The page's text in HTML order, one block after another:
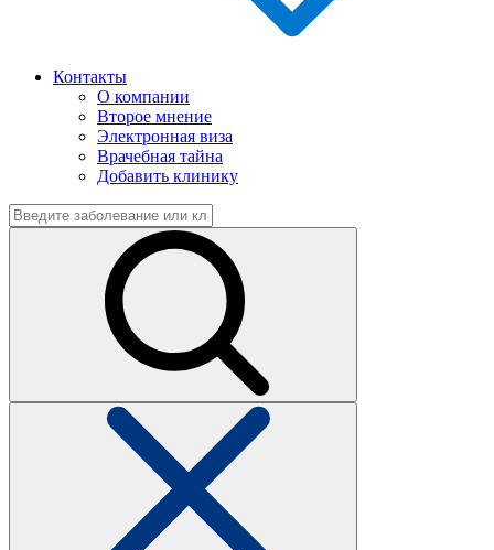
Контакты
О компании
Второе мнение
Электронная виза
Врачебная тайна
Добавить клинику